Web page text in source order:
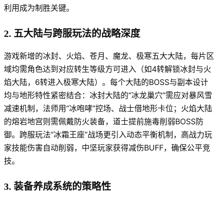
利用成为制胜关键。
2. 五大陆与跨服玩法的战略深度
游戏新增的冰封、火焰、苍月、魔龙、极寒五大大陆，每片区
域均需角色达到对应转生等级方可进入（如4转解锁冰封与火
焰大陆，6转进入极寒大陆）。每个大陆的BOSS与副本设计
均与地形特性紧密结合：冰封大陆的“冰龙巢穴”需应对暴风雪
减速机制，法师用“冰咆哮”控场、战士借地形卡位；火焰大陆
的熔岩地宫则需佩戴防火装备，道士提前施毒削弱BOSS防
御。跨服玩法“冰霜王座”战场更引入动态平衡机制，高战力玩
家技能伤害自动削弱，中坚玩家获得减伤BUFF，确保公平竞
技。
3. 装备养成系统的策略性